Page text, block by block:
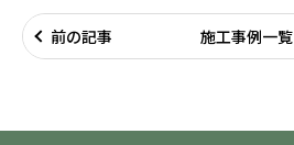
前の記事 施工事例一覧